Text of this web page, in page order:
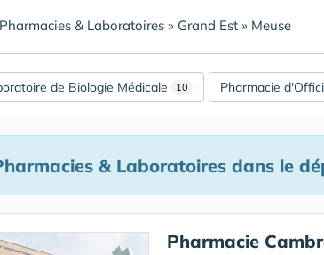
Pharmacies & Laboratoires » Grand Est » Meuse
10
de Biologie Médicale Pharmacie
& Laboratoires dans le
Pharmacie